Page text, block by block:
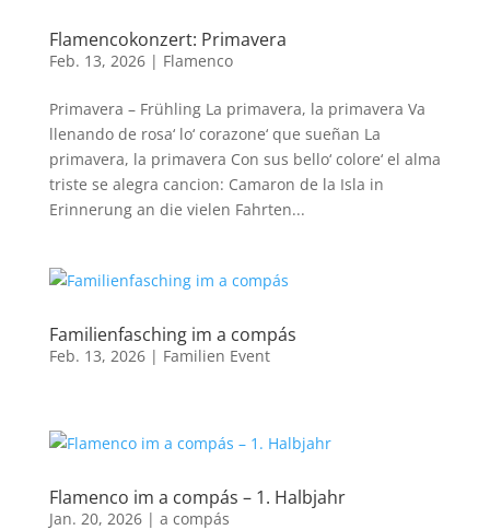
Flamencokonzert: Primavera
Feb. 13, 2026| Flamenco
Primavera – Frühling La primavera, la primavera Va
llenando de rosa‘ lo‘ corazone‘ que sueñan La
primavera, la primavera Con sus bello‘ colore‘ el alma
triste se alegra cancion: Camaron de la Isla in
Erinnerung an die vielen Fahrten...
Familienfasching im a compás
Feb. 13, 2026| Familien Event
Flamenco im a compás – 1. Halbjahr
Jan. 20, 2026| a compás